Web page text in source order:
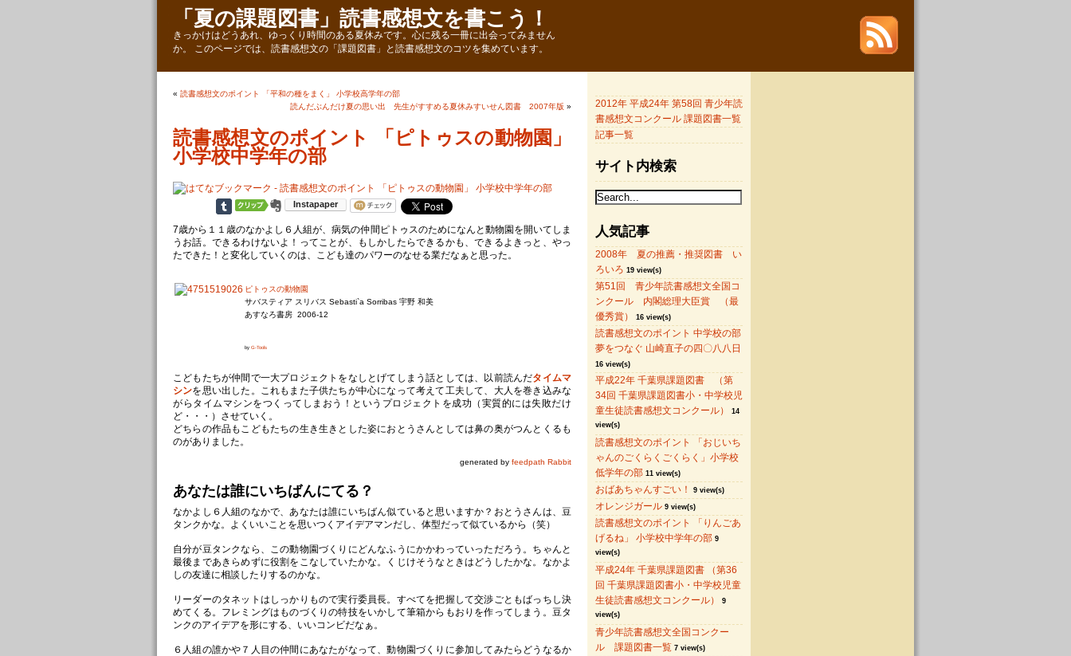
「夏の課題図書」読書感想文を書こう！
きっかけはどうあれ、ゆっくり時間のある夏休みです。心に残る一冊に出会ってみません
か。 このページでは、読書感想文の「課題図書」と読書感想文のコツを集めています。
« 読書感想文のポイント 「平和の種をまく」 小学校高学年の部
読んだぶんだけ夏の思い出 先生がすすめる夏休みすいせん図書 2007年版 »
読書感想文のポイント 「ピトゥスの動物園」
小学校中学年の部
7歳から１１歳のなかよし６人組が、病気の仲間ピトゥスのためになんと動物園を開いてしま
うお話。できるわけないよ！ってことが、もしかしたらできるかも、できるよきっと、やっ
たできた！と変化していくのは、こども達のパワーのなせる業だなぁと思った。
ピトゥスの動物園
サバスティア スリバス Sebasti`a Sorribas 宇野 和美
あすなろ書房 2006-12
by G-Tools
こどもたちが仲間で一大プロジェクトをなしとげてしまう話としては、以前読んだタイムマ
シンを思い出した。これもまた子供たちが中心になって考えて工夫して、大人を巻き込みな
がらタイムマシンをつくってしまおう！というプロジェクトを成功（実質的には失敗だけ
ど・・・）させていく。
どちらの作品もこどもたちの生き生きとした姿におとうさんとしては鼻の奥がつんとくるも
のがありました。
generated by feedpath Rabbit
あなたは誰にいちばんにてる？
なかよし６人組のなかで、あなたは誰にいちばん似ていると思いますか？おとうさんは、豆
タンクかな。よくいいことを思いつくアイデアマンだし、体型だって似ているから（笑）
自分が豆タンクなら、この動物園づくりにどんなふうにかかわっていっただろう。ちゃんと
最後まであきらめずに役割をこなしていたかな。くじけそうなときはどうしたかな。なかよ
しの友達に相談したりするのかな。
リーダーのタネットはしっかりもので実行委員長。すべてを把握して交渉ごともばっちし決
めてくる。フレミングはものづくりの特技をいかして筆箱からもおりを作ってしまう。豆タ
ンクのアイデアを形にする、いいコンビだなぁ。
６人組の誰かや７人目の仲間にあなたがなって、動物園づくりに参加してみたらどうなるか
2012年 平成24年 第58回 青少年読
書感想文コンクール 課題図書一覧
記事一覧
サイト内検索
人気記事
2008年 夏の推薦・推奨図書 い
ろいろ 19 view(s)
第51回 青少年読書感想文全国コ
ンクール 内閣総理大臣賞 （最
優秀賞）
16 view(s)
読書感想文のポイント 中学校の部
夢をつなぐ 山崎直子の四〇八八日
16 view(s)
平成22年 千葉県課題図書 （第
34回 千葉県課題図書小・中学校児
童生徒読書感想文コンクール）
14
view(s)
読書感想文のポイント 「おじいち
ゃんのごくらくごくらく」小学校
低学年の部 11 view(s)
おばあちゃんすごい！ 9 view(s)
オレンジガール 9 view(s)
読書感想文のポイント 「りんごあ
げるね」 小学校中学年の部 9
view(s)
平成24年 千葉県課題図書 （第36
回 千葉県課題図書小・中学校児童
生徒読書感想文コンクール）
9
view(s)
青少年読書感想文全国コンクー
ル 課題図書一覧 7 view(s)